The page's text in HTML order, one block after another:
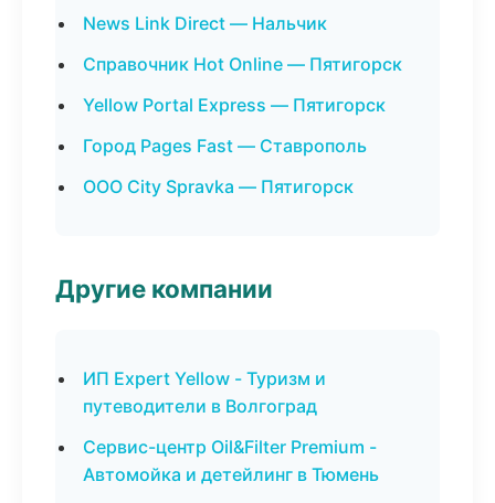
News Link Direct — Нальчик
Справочник Hot Online — Пятигорск
Yellow Portal Express — Пятигорск
Город Pages Fast — Ставрополь
ООО City Spravka — Пятигорск
Другие компании
ИП Expert Yellow - Туризм и
путеводители в Волгоград
Сервис-центр Oil&Filter Premium -
Автомойка и детейлинг в Тюмень